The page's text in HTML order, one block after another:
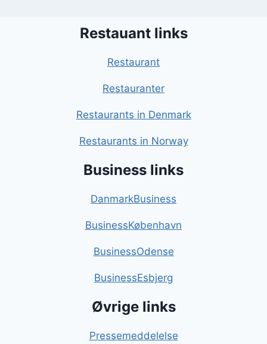
Restauant links
Restaurant
Restauranter
Restaurants in Denmark
Restaurants in Norway
Business links
DanmarkBusiness
BusinessKøbenhavn
BusinessOdense
BusinessEsbjerg
Øvrige links
Pressemeddelelse